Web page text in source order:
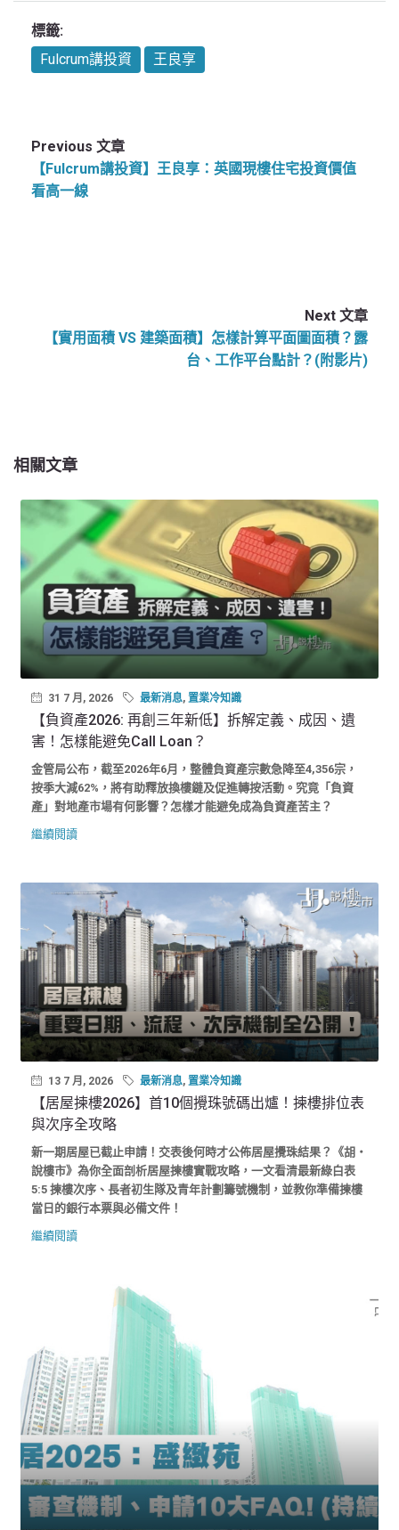
標籤:
Fulcrum講投資
王良享
Previous 文章
【Fulcrum講投資】王良享：英國現樓住宅投資價值
看高一線
Next 文章
【實用面積 VS 建築面積】怎樣計算平面圖面積？露
台、工作平台點計？(附影片)
相關文章
31 7 月, 2026 最新消息, 置業冷知識
【負資產2026: 再創三年新低】拆解定義、成因、遺
害！怎樣能避免Call Loan？
金管局公布，截至2026年6月，整體負資產宗數急降至4,356宗，
按季大減62%，將有助釋放換樓鏈及促進轉按活動。究竟「負資
產」對地產市場有何影響？怎樣才能避免成為負資產苦主？
繼續閱讀
13 7 月, 2026 最新消息, 置業冷知識
【居屋揀樓2026】首10個攪珠號碼出爐！揀樓排位表
與次序全攻略
新一期居屋已截止申請！交表後何時才公佈居屋攪珠結果？《胡‧
說樓市》為你全面剖析居屋揀樓實戰攻略，一文看清最新綠白表
5:5 揀樓次序、長者初生隊及青年計劃籌號機制，並教你準備揀樓
當日的銀行本票與必備文件！
繼續閱讀